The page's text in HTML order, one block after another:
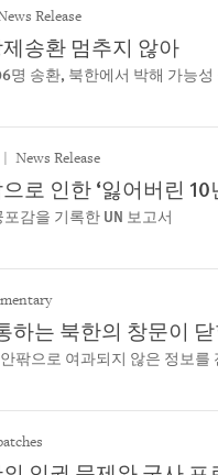
Release
송환 멈추지 않아
명 송환, 북한에서 박해 가능성
News Release
로 인한 ‘잃어버린 10
감을 기록한 UN 보고서
하는 북한의 창문이
팎으로 여과되지 않은 정보를